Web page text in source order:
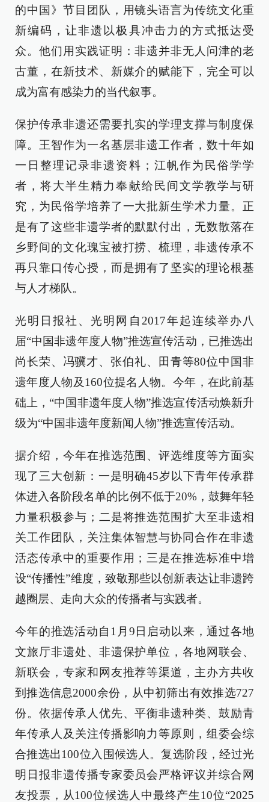
的中国》节目团队，用镜头语言为传统文化重
新编码，让非遗以极具冲击力的方式抵达受
众。他们用实践证明：非遗并非无人问津的老
古董，在新技术、新媒介的赋能下，完全可以
成为富有感染力的当代叙事。
保护传承非遗还需要扎实的学理支撑与制度保
障。王智作为一名基层非遗工作者，数十年如
一日整理记录非遗资料；江帆作为民俗学学
者，将大半生精力奉献给民间文学教学与研
究，为民俗学培养了一大批新生学术力量。正
是有了这些非遗学者的默默付出，无数散落在
乡野间的文化瑰宝被打捞、梳理，非遗传承不
再只靠口传心授，而是拥有了坚实的理论根基
与人才梯队。
光明日报社、光明网自2017年起连续举办八
届“中国非遗年度人物”推选宣传活动，已推选出
尚长荣、冯骥才、张伯礼、田青等80位中国非
遗年度人物及160位提名人物。今年，在此前基
础上，“中国非遗年度人物”推选宣传活动焕新升
级为“中国非遗年度新闻人物”推选宣传活动。
据介绍，今年在推选范围、评选维度等方面实
现了三大创新：一是明确45岁以下青年传承群
体进入各阶段名单的比例不低于20%，鼓舞年轻
力量积极参与；二是将推选范围扩大至非遗相
关工作团队，关注集体智慧与协同合作在非遗
活态传承中的重要作用；三是在推选标准中增
设“传播性”维度，致敬那些以创新表达让非遗跨
越圈层、走向大众的传播者与实践者。
今年的推选活动自1月9日启动以来，通过各地
文旅厅非遗处、非遗保护单位，各地网联会、
新联会，专家和网友推荐等渠道，主办方共收
到推选信息2000余份，从中初筛出有效推选727
份。依据传承人优先、平衡非遗种类、鼓励青
年传承人及关注传播影响力等原则，组委会综
合推选出100位入围候选人。复选阶段，经过光
明日报非遗传播专家委员会严格评议并综合网
友投票，从100位候选人中最终产生10位“2025